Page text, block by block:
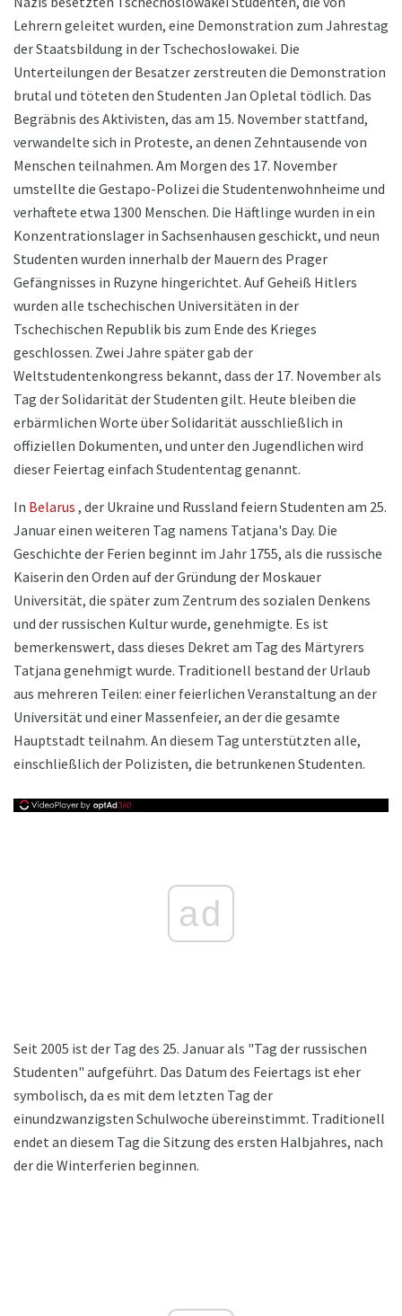
Lehrern geleitet wurden, eine Demonstration zum Jahrestag
der Staatsbildung in der Tschechoslowakei. Die
Unterteilungen der Besatzer zerstreuten die Demonstration
brutal und töteten den Studenten Jan Opletal tödlich. Das
Begräbnis des Aktivisten, das am 15. November stattfand,
verwandelte sich in Proteste, an denen Zehntausende von
Menschen teilnahmen. Am Morgen des 17. November
umstellte die Gestapo-Polizei die Studentenwohnheime und
verhaftete etwa 1300 Menschen. Die Häftlinge wurden in ein
Konzentrationslager in Sachsenhausen geschickt, und neun
Studenten wurden innerhalb der Mauern des Prager
Gefängnisses in Ruzyne hingerichtet. Auf Geheiß Hitlers
wurden alle tschechischen Universitäten in der
Tschechischen Republik bis zum Ende des Krieges
geschlossen. Zwei Jahre später gab der
Weltstudentenkongress bekannt, dass der 17. November als
Tag der Solidarität der Studenten gilt. Heute bleiben die
erbärmlichen Worte über Solidarität ausschließlich in
offiziellen Dokumenten, und unter den Jugendlichen wird
dieser Feiertag einfach Studententag genannt.
In Belarus , der Ukraine und Russland feiern Studenten am 25.
Januar einen weiteren Tag namens Tatjana's Day. Die
Geschichte der Ferien beginnt im Jahr 1755, als die russische
Kaiserin den Orden auf der Gründung der Moskauer
Universität, die später zum Zentrum des sozialen Denkens
und der russischen Kultur wurde, genehmigte. Es ist
bemerkenswert, dass dieses Dekret am Tag des Märtyrers
Tatjana genehmigt wurde. Traditionell bestand der Urlaub
aus mehreren Teilen: einer feierlichen Veranstaltung an der
Universität und einer Massenfeier, an der die gesamte
Hauptstadt teilnahm. An diesem Tag unterstützten alle,
einschließlich der Polizisten, die betrunkenen Studenten.
ad
Seit 2005 ist der Tag des 25. Januar als "Tag der russischen
Studenten" aufgeführt. Das Datum des Feiertags ist eher
symbolisch, da es mit dem letzten Tag der
einundzwanzigsten Schulwoche übereinstimmt. Traditionell
endet an diesem Tag die Sitzung des ersten Halbjahres, nach
der die Winterferien beginnen.